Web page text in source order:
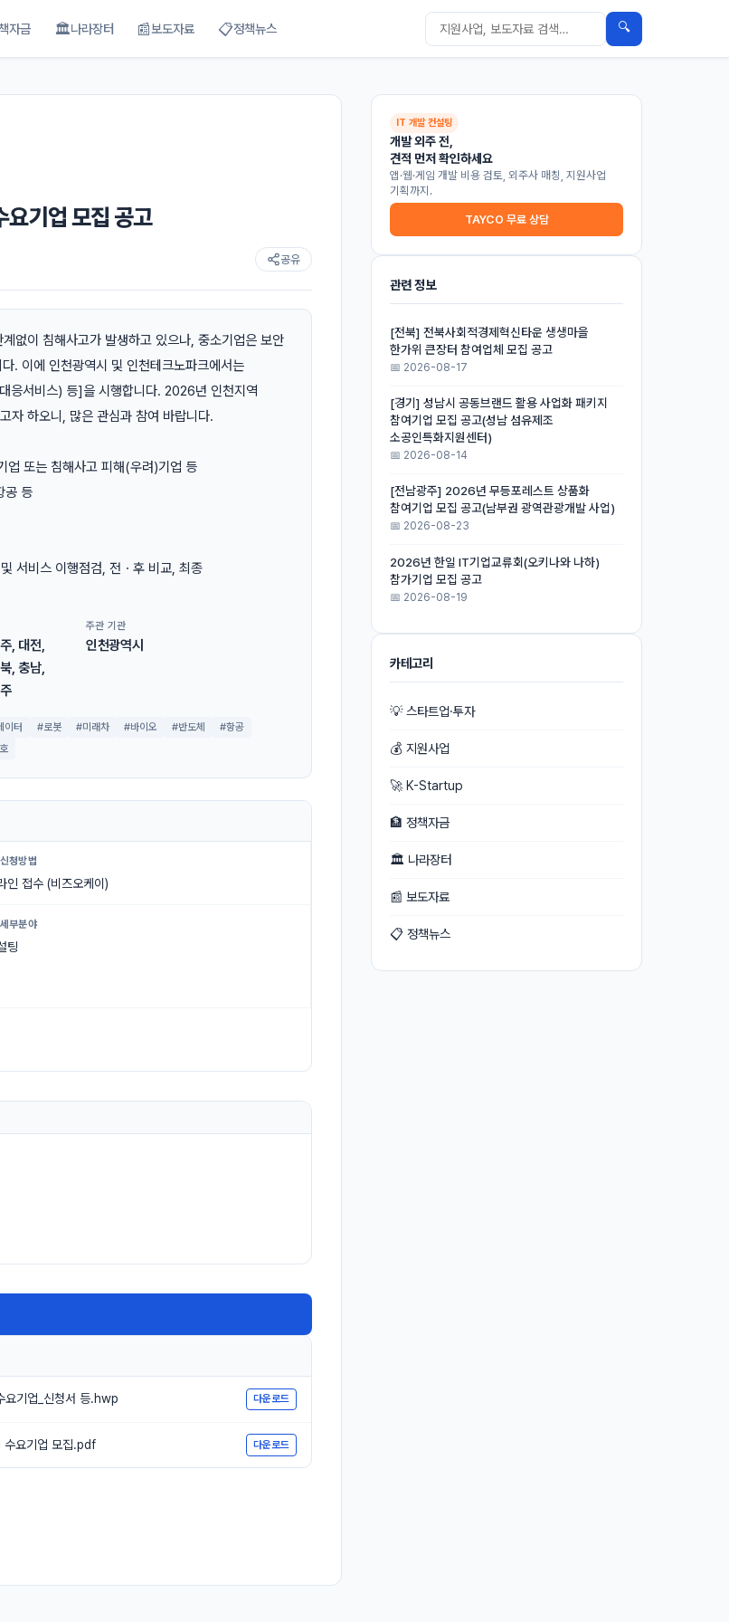
자금 🏛나라장터 📰보도자료 📋정책뉴스 🔍
기업 모집 공고
공유
없이 침해사고가 발생하고 있으나, 중소기업은 보안
. 이에 인천광역시 및 인천테크노파크에서는
응서비스) 등]을 시행합니다. 2026년 인천지역
자 하오니, 많은 관심과 참여 바랍니다.
또는 침해사고 피해(우려)기업 등
공 등
서비스 이행점검, 전ㆍ후 비교, 최종
, 대전,
, 충남,
주관 기관
인천광역시
이터 #로봇 #미래차 #바이오 #반도체
#항공
청방법
인 접수 (비즈오케이)
부분야
팅
요기업_신청서 등.hwp 다운로드
수요기업 모집.pdf 다운로드
IT 개발 컨설팅
개발 외주 전,
견적 먼저 확인하세요
앱·웹·게임 개발 비용 검토, 외주사 매칭, 지원사업
기획까지.
TAYCO 무료 상담
관련 정보
[전북] 전북사회적경제혁신타운 생생마을
한가위 큰장터 참여업체 모집 공고
📅 2026-08-17
[경기] 성남시 공동브랜드 활용 사업화 패키지
참여기업 모집 공고(성남 섬유제조
소공인특화지원센터)
📅 2026-08-14
[전남광주] 2026년 무등포레스트 상품화
참여기업 모집 공고(남부권 광역관광개발 사업)
📅 2026-08-23
2026년 한일 IT기업교류회(오키나와 나하)
참가기업 모집 공고
📅 2026-08-19
카테고리
💡 스타트업·투자
💰 지원사업
🚀 K-Startup
🏦 정책자금
🏛 나라장터
📰 보도자료
📋 정책뉴스